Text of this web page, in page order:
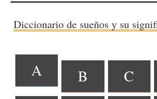
Diccionario de sueños y su
A B C